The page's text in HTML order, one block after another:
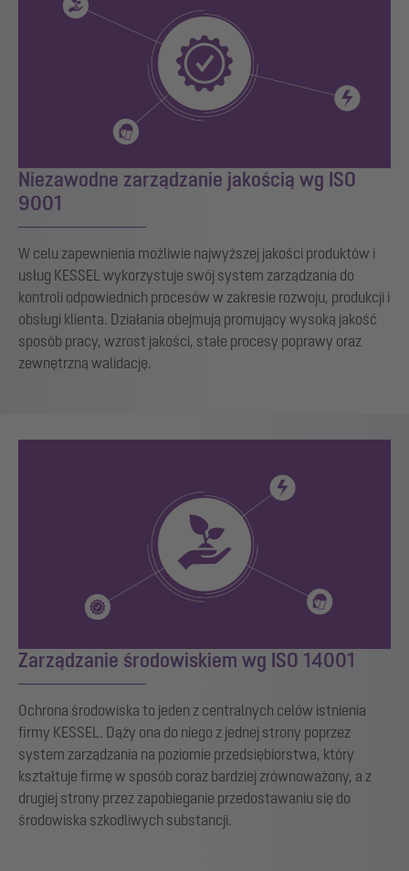
Niezawodne zarządzanie jakością wg ISO
9001
W celu zapewnienia możliwie najwyższej jakości produktów i
usług KESSEL wykorzystuje swój system zarządzania do
kontroli odpowiednich procesów w zakresie rozwoju, produkcji i
obsługi klienta. Działania obejmują promujący wysoką jakość
sposób pracy, wzrost jakości, stałe procesy poprawy oraz
zewnętrzną walidację.
Zarządzanie środowiskiem wg ISO 14001
Ochrona środowiska to jeden z centralnych celów istnienia
firmy KESSEL. Dąży ona do niego z jednej strony poprzez
system zarządzania na poziomie przedsiębiorstwa, który
kształtuje firmę w sposób coraz bardziej zrównoważony, a z
drugiej strony przez zapobieganie przedostawaniu się do
środowiska szkodliwych substancji.